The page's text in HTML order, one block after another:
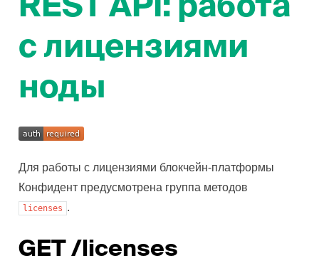
REST API: работа
с лицензиями
ноды
Для работы с лицензиями блокчейн-платформы
Конфидент предусмотрена группа методов
licenses .
GET /licenses